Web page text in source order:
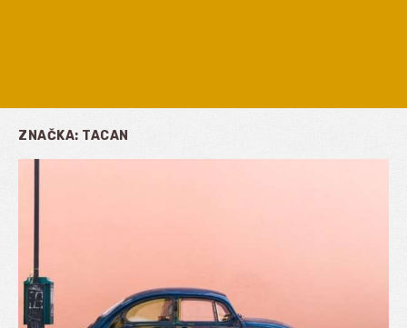
ZNAČKA: TACAN